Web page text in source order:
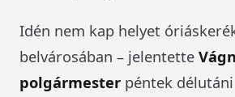
Idén nem kap helyet
belvárosában – jelentette
polgármester péntek délutáni